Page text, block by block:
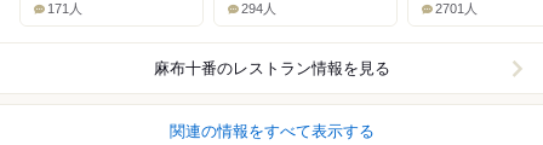
171人 294人 2701人
麻布十番のレストラン情報を見る
関連の情報をすべて表示する